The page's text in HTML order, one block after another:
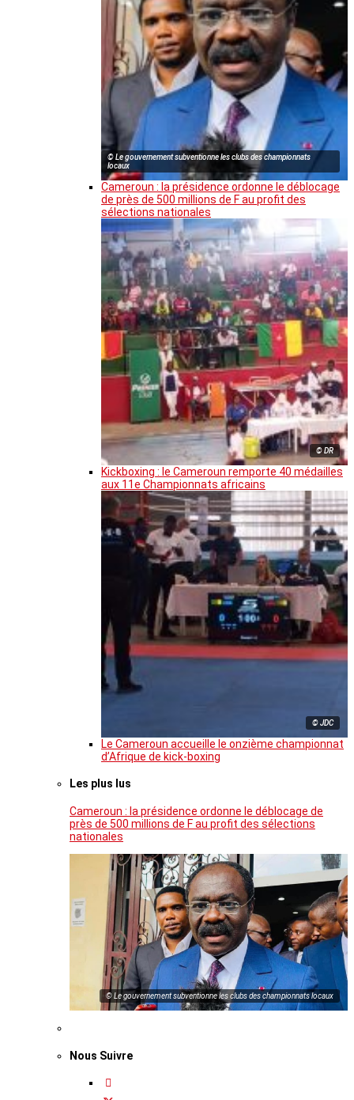
© Le gouvernement subventionne les clubs des championnats
locaux
Cameroun : la présidence ordonne le déblocage
de près de 500 millions de F au profit des
sélections nationales
© DR
Kickboxing : le Cameroun remporte 40 médailles
aux 11e Championnats africains
© JDC
Le Cameroun accueille le onzième championnat
d’Afrique de kick-boxing
Les plus lus
Cameroun : la présidence ordonne le déblocage de
près de 500 millions de F au profit des sélections
nationales
© Le gouvernement subventionne les clubs des championnats locaux
Nous Suivre